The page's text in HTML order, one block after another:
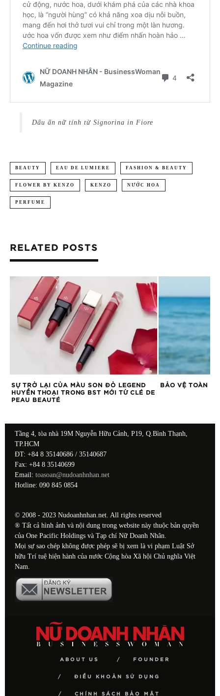
Dấu ấn nữ tính từ Signorina in Fiore
BEAUTY EAU DE LUMIERE FASHION & BEAUTY
FLOWER BY KENZO KENZO NƯỚC HOA
PERFUME
RELATED POSTS
SỰ TRỞ LẠI CỦA MÀU SON ĐỎ LEGEND
HUYỀN THOẠI TRONG BST MỚI TỪ CLÉ DE
PEAU BEAUTÉ
BẢO VỆ TOÀN
Tầng 4, tòa nhà 19M Nguyễn Hữu Cảnh, P19, Q.Bình Thạnh,
TP.HCM
ĐT: +84 8 35140686 / 35140687
Fax: +84 8 35140699
Email: toasoan@nudoanhnhan.net
Hotline: 090 845 0854
© 2008 - 2023 Nudoanhnhan.net. All rights reserved
® Tất cả hình ảnh và nội dung trong website này thuộc bản quyền
của One Pacific Holdings và Tạp chí Nữ Doanh Nhân.
Mọi sự sao chép không được phép sẽ bị xem là vi phạm Luật Sở
hữu Trí tuệ hiện hành của nước Cộng hòa Xã hội Chủ nghĩa Việt
Nam.
ABOUT US FOUNDER
ĐIỀU KHOẢN SỬ DỤNG
CHÍNH SÁCH BẢO MẬT